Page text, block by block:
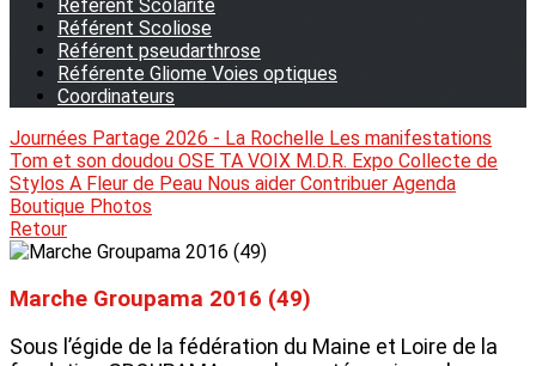
Référent Scolarité
Référent Scoliose
Référent pseudarthrose
Référente Gliome Voies optiques
Coordinateurs
Journées Partage 2026 - La Rochelle Les manifestations
Tom et son doudou OSE TA VOIX M.D.R. Expo Collecte de
Stylos A Fleur de Peau Nous aider Contribuer Agenda
Boutique Photos
Retour
Marche Groupama 2016 (49)
Sous l’égide de la fédération du Maine et Loire de la